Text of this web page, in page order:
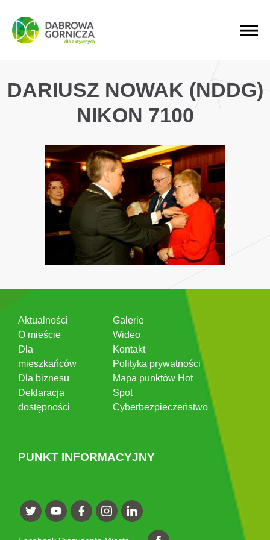
PRZEJDŹ DO MENU GŁÓWNEGO
PRZEJDŹ DO WYSZUKIWARKI
PRZEJDŹ DO TREŚCI
DARIUSZ NOWAK (NDDG)
NIKON 7100
Aktualności
O mieście
Dla
mieszkańców
Dla biznesu
Deklaracja
dostępności
Galerie
Wideo
Kontakt
Polityka prywatności
Mapa punktów Hot
Spot
Cyberbezpieczeństwo
PUNKT INFORMACYJNY